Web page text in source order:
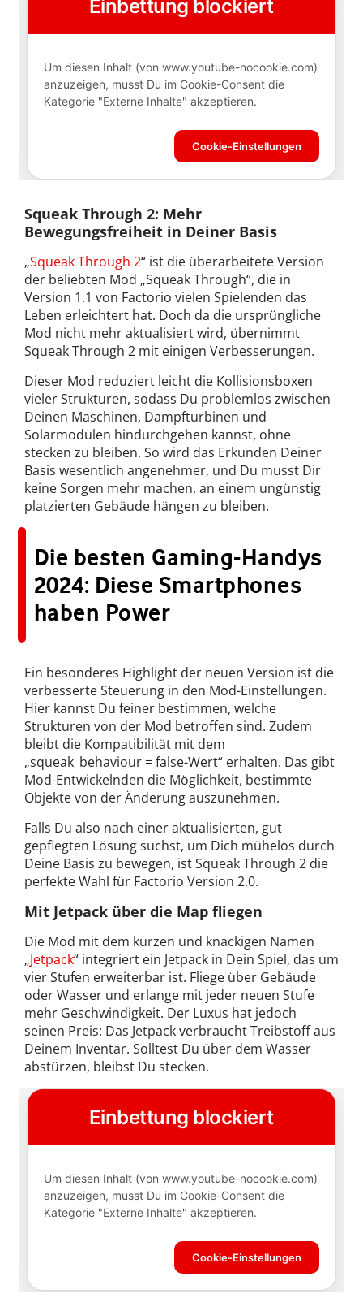
Squeak Through 2: Mehr
Bewegungsfreiheit in Deiner Basis
„Squeak Through 2“ ist die überarbeitete Version
der beliebten Mod „Squeak Through“, die in
Version 1.1 von Factorio vielen Spielenden das
Leben erleichtert hat. Doch da die ursprüngliche
Mod nicht mehr aktualisiert wird, übernimmt
Squeak Through 2 mit einigen Verbesserungen.
Dieser Mod reduziert leicht die Kollisionsboxen
vieler Strukturen, sodass Du problemlos zwischen
Deinen Maschinen, Dampfturbinen und
Solarmodulen hindurchgehen kannst, ohne
stecken zu bleiben. So wird das Erkunden Deiner
Basis wesentlich angenehmer, und Du musst Dir
keine Sorgen mehr machen, an einem ungünstig
platzierten Gebäude hängen zu bleiben.
Die besten Gaming-Handys
2024: Diese Smartphones
haben Power
Ein besonderes Highlight der neuen Version ist die
verbesserte Steuerung in den Mod-Einstellungen.
Hier kannst Du feiner bestimmen, welche
Strukturen von der Mod betroffen sind. Zudem
bleibt die Kompatibilität mit dem
„squeak_behaviour = false-Wert“ erhalten. Das gibt
Mod-Entwickelnden die Möglichkeit, bestimmte
Objekte von der Änderung auszunehmen.
Falls Du also nach einer aktualisierten, gut
gepflegten Lösung suchst, um Dich mühelos durch
Deine Basis zu bewegen, ist Squeak Through 2 die
perfekte Wahl für Factorio Version 2.0.
Mit Jetpack über die Map fliegen
Die Mod mit dem kurzen und knackigen Namen
„Jetpack“ integriert ein Jetpack in Dein Spiel, das um
vier Stufen erweiterbar ist. Fliege über Gebäude
oder Wasser und erlange mit jeder neuen Stufe
mehr Geschwindigkeit. Der Luxus hat jedoch
seinen Preis: Das Jetpack verbraucht Treibstoff aus
Deinem Inventar. Solltest Du über dem Wasser
abstürzen, bleibst Du stecken.